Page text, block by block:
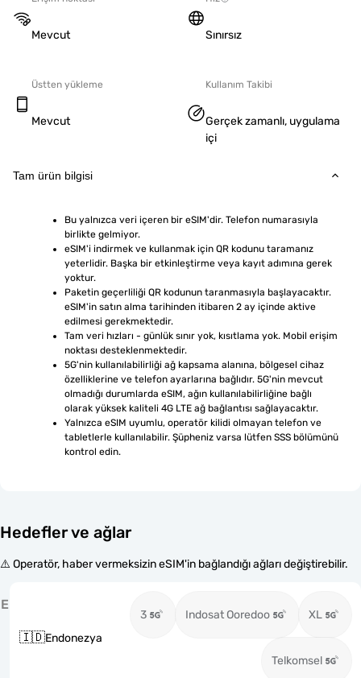
Mevcut Sınırsız
Üstten yükleme
Mevcut
Kullanım Takibi
Gerçek zamanlı, uygulama
içi
Tam ürün bilgisi
Bu yalnızca veri içeren bir eSIM'dir. Telefon numarasıyla
birlikte gelmiyor.
eSIM'i indirmek ve kullanmak için QR kodunu taramanız
yeterlidir. Başka bir etkinleştirme veya kayıt adımına gerek
yoktur.
Paketin geçerliliği QR kodunun taranmasıyla başlayacaktır.
eSIM'in satın alma tarihinden itibaren 2 ay içinde aktive
edilmesi gerekmektedir.
Tam veri hızları - günlük sınır yok, kısıtlama yok. Mobil erişim
noktası desteklenmektedir.
5G'nin kullanılabilirliği ağ kapsama alanına, bölgesel cihaz
özelliklerine ve telefon ayarlarına bağlıdır. 5G'nin mevcut
olmadığı durumlarda eSIM, ağın kullanılabilirliğine bağlı
olarak yüksek kaliteli 4G LTE ağ bağlantısı sağlayacaktır.
Yalnızca eSIM uyumlu, operatör kilidi olmayan telefon ve
tabletlerle kullanılabilir. Şüpheniz varsa lütfen SSS bölümünü
kontrol edin.
Hedefler ve ağlar
⚠️ Operatör, haber vermeksizin eSIM'in bağlandığı ağları değiştirebilir.
E
🇮🇩Endonezya
3 Indosat Ooredoo XL
Telkomsel